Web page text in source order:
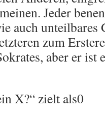
Jeder
auch unteilbares
zum
aber er ist
X?“ zielt als0